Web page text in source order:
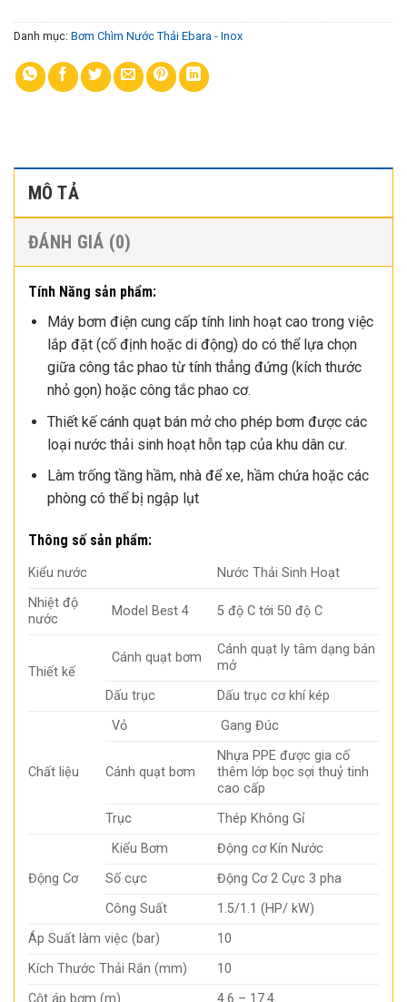
Danh mục: Bơm Chìm Nước Thải Ebara - Inox
MÔ TẢ
ĐÁNH GIÁ (0)
Tính Năng sản phẩm:
Máy bơm điện cung cấp tính linh hoạt cao trong việc
lắp đặt (cố định hoặc di động) do có thể lựa chọn
giữa công tắc phao từ tính thẳng đứng (kích thước
nhỏ gọn) hoặc công tắc phao cơ.
Thiết kế cánh quạt bán mở cho phép bơm được các
loại nước thải sinh hoạt hỗn tạp của khu dân cư.
Làm trống tầng hầm, nhà để xe, hầm chứa hoặc các
phòng có thể bị ngập lụt
Thông số sản phẩm:
Kiểu nước
Nước Thải Sinh Hoạt
Nhiệt độ
nước
Model Best 4 5 độ C tới 50 độ C
Thiết kế
Cánh quạt bơm
Cánh quạt ly tâm dạng bán
mở
Dấu trục
Dấu trục cơ khí kép
Chất liệu
Vỏ Gang Đúc
Cánh quạt bơm
Nhựa PPE được gia cố
thêm lớp bọc sợi thuỷ tinh
cao cấp
Trục
Thép Không Gỉ
Động Cơ
Kiểu Bơm
Động cơ Kín Nước
Số cực
Động Cơ 2 Cực 3 pha
Công Suất
1.5/1.1 (HP/ kW)
Áp Suất làm việc (bar)
10
Kích Thước Thải Rắn (mm)
10
Cột áp bơm (m)
4.6 – 17.4